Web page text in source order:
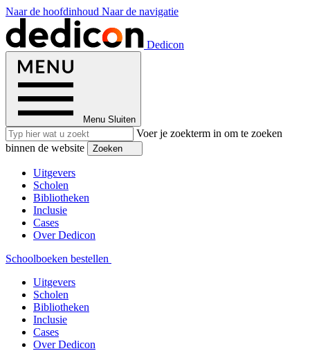
Naar de hoofdinhoud Naar de navigatie
Dedicon
Menu Sluiten
Voer je zoekterm in om te zoeken
binnen de website
Zoeken
Uitgevers
Scholen
Bibliotheken
Inclusie
Cases
Over Dedicon
Schoolboeken bestellen
Uitgevers
Scholen
Bibliotheken
Inclusie
Cases
Over Dedicon